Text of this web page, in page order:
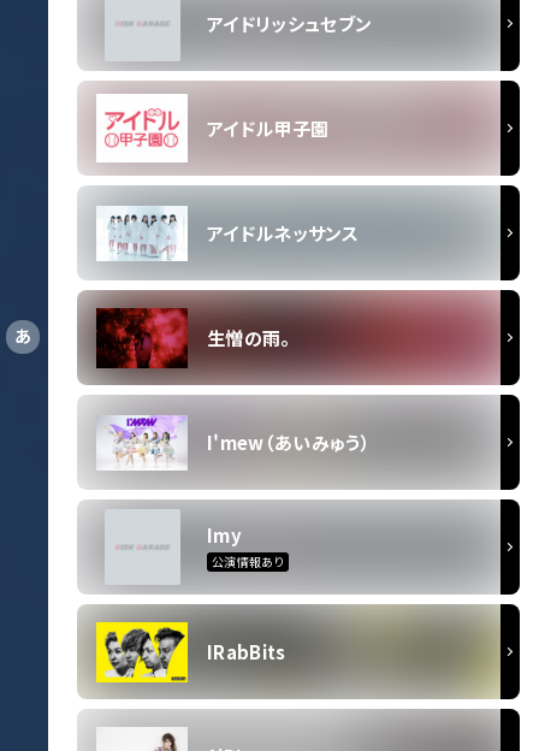
あ
アイドリッシュセブン
アイドル甲子園
アイドルネッサンス
生憎の雨。
I'mew（あいみゅう）
Imy
公演情報あり
IRabBits